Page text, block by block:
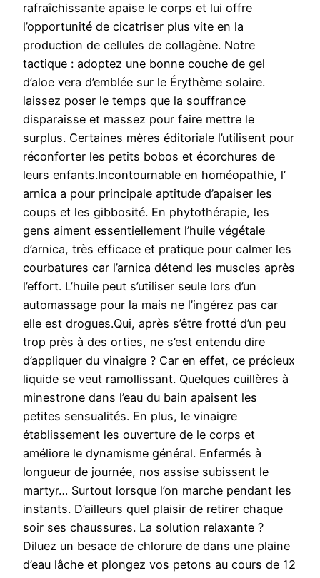
rafraîchissante apaise le corps et lui offre
l’opportunité de cicatriser plus vite en la
production de cellules de collagène. Notre
tactique : adoptez une bonne couche de gel
d’aloe vera d’emblée sur le Érythème solaire.
laissez poser le temps que la souffrance
disparaisse et massez pour faire mettre le
surplus. Certaines mères éditoriale l’utilisent pour
réconforter les petits bobos et écorchures de
leurs enfants.Incontournable en homéopathie, l’
arnica a pour principale aptitude d’apaiser les
coups et les gibbosité. En phytothérapie, les
gens aiment essentiellement l’huile végétale
d’arnica, très efficace et pratique pour calmer les
courbatures car l’arnica détend les muscles après
l’effort. L’huile peut s’utiliser seule lors d’un
automassage pour la mais ne l’ingérez pas car
elle est drogues.Qui, après s’être frotté d’un peu
trop près à des orties, ne s’est entendu dire
d’appliquer du vinaigre ? Car en effet, ce précieux
liquide se veut ramollissant. Quelques cuillères à
minestrone dans l’eau du bain apaisent les
petites sensualités. En plus, le vinaigre
établissement les ouverture de le corps et
améliore le dynamisme général. Enfermés à
longueur de journée, nos assise subissent le
martyr… Surtout lorsque l’on marche pendant les
instants. D’ailleurs quel plaisir de retirer chaque
soir ses chaussures. La solution relaxante ?
Diluez un besace de chlorure de dans une plaine
d’eau lâche et plongez vos petons au cours de 12